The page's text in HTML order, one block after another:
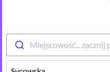
Miejscowość... zacznij